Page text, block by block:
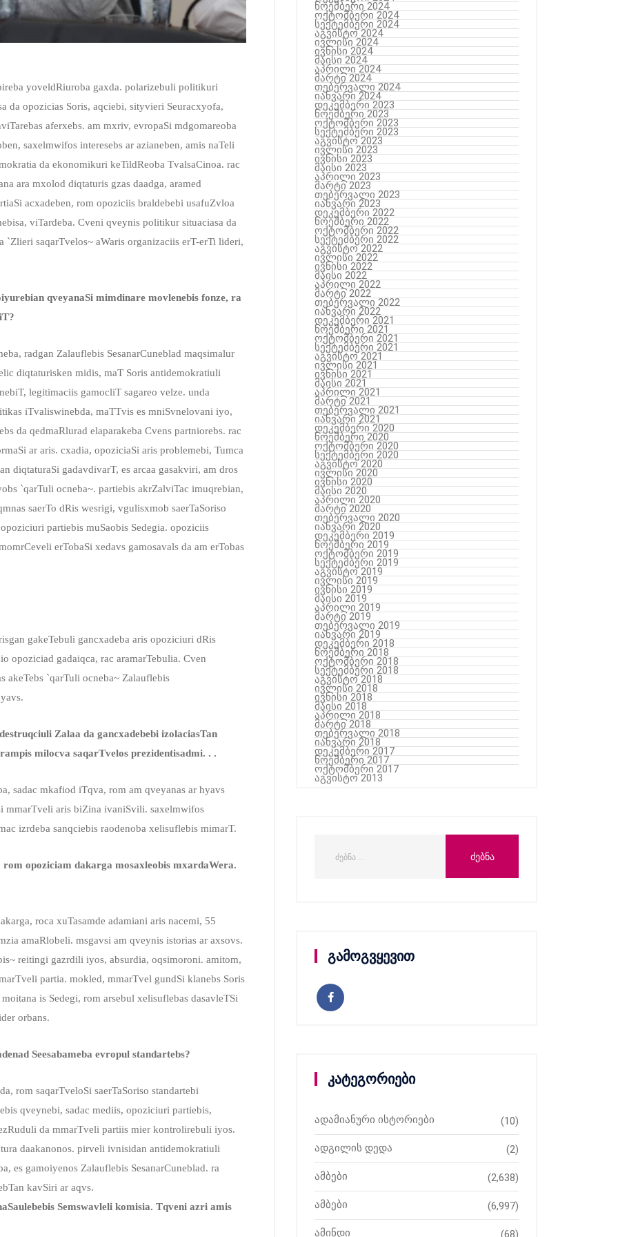
yoveldRiuroba gaxda. polarizebuli politikuri
da opozicias Soris, aqciebi, sityvieri Seuracxyofa,
aferxebs. am mxriv, evropaSi mdgomareoba
saxelmwifos interesebs ar azianeben, amis naTeli
da ekonomikuri keTildReoba TvalsaCinoa. rac
ara mxolod diqtaturis gzas daadga, aramed
acxadeben, rom opoziciis braldebebi usafuZvloa
viTardeba. Cveni qveynis politikur situaciasa da
`Zlieri saqarTvelos~ aWaris organizaciis erT-erTi lideri,
ian qveyanaSi mimdinare movlenebis fonze, ra
radgan Zalauflebis SesanarCuneblad maqsimalur
diqtaturisken midis, maT Soris antidemokratiuli
legitimaciis gamocliT sagareo velze. unda
iTvaliswinebda, maTTvis es mniSvnelovani iyo,
da qedmaRlurad elaparakeba Cvens partniorebs. rac
ar aris. cxadia, opoziciaSi aris problemebi, Tumca
diqtaturaSi gadavdivarT, es arcaa gasakviri, am dros
`qarTuli ocneba~. partiebis akrZalviTac imuqrebian,
saerTo dRis wesrigi, vgulisxmob saerTaSoriso
partiebis muSaobis Sedegia. opoziciis
erTobaSi xedavs gamosavals da am erTobas
gakeTebuli gancxadeba aris opoziciuri dRis
opoziciad gadaiqca, rac aramarTebulia. Cven
akeTebs `qarTuli ocneba~ Zalauflebis
Zalaa da gancxadebebi izolaciasTan
milocva saqarTvelos prezidentisadmi. . .
sadac mkafiod iTqva, rom am qveyanas ar hyavs
mmarTveli aris biZina ivaniSvili. saxelmwifos
izrdeba sanqciebis raodenoba xelisuflebis mimarT.
opoziciam dakarga mosaxleobis mxardaWera.
roca xuTasamde adamiani aris nacemi, 55
amaRlobeli. msgavsi am qveynis istorias ar axsovs.
reitingi gazrdili iyos, absurdia, oqsimoroni. amitom,
partia. mokled, mmarTvel gundSi klanebs Soris
is Sedegi, rom arsebul xelisuflebas dasavleTSi
orbans.
Seesabameba evropul standartebs?
rom saqarTveloSi saerTaSoriso standartebi
qveynebi, sadac mediis, opoziciuri partiebis,
da mmarTveli partiis mier kontrolirebuli iyos.
daakanonos. pirveli ivnisidan antidemokratiuli
es gamoiyenos Zalauflebis SesanarCuneblad. ra
kavSiri ar aqvs.
Semswavleli komisia. Tqveni azri amis
ნოემბერი 2024
ოქტომბერი 2024
სექტემბერი 2024
აგვისტო 2024
ივლისი 2024
ივნისი 2024
მაისი 2024
აპრილი 2024
მარტი 2024
თებერვალი 2024
იანვარი 2024
დეკემბერი 2023
ნოემბერი 2023
ოქტომბერი 2023
სექტემბერი 2023
აგვისტო 2023
ივლისი 2023
ივნისი 2023
მაისი 2023
აპრილი 2023
მარტი 2023
თებერვალი 2023
იანვარი 2023
დეკემბერი 2022
ნოემბერი 2022
ოქტომბერი 2022
სექტემბერი 2022
აგვისტო 2022
ივლისი 2022
ივნისი 2022
მაისი 2022
აპრილი 2022
მარტი 2022
თებერვალი 2022
იანვარი 2022
დეკემბერი 2021
ნოემბერი 2021
ოქტომბერი 2021
სექტემბერი 2021
აგვისტო 2021
ივლისი 2021
ივნისი 2021
მაისი 2021
აპრილი 2021
მარტი 2021
თებერვალი 2021
იანვარი 2021
დეკემბერი 2020
ნოემბერი 2020
ოქტომბერი 2020
სექტემბერი 2020
აგვისტო 2020
ივლისი 2020
ივნისი 2020
მაისი 2020
აპრილი 2020
მარტი 2020
თებერვალი 2020
იანვარი 2020
დეკემბერი 2019
ნოემბერი 2019
ოქტომბერი 2019
სექტემბერი 2019
აგვისტო 2019
ივლისი 2019
ივნისი 2019
მაისი 2019
აპრილი 2019
მარტი 2019
თებერვალი 2019
იანვარი 2019
დეკემბერი 2018
ნოემბერი 2018
ოქტომბერი 2018
სექტემბერი 2018
აგვისტო 2018
ივლისი 2018
ივნისი 2018
მაისი 2018
აპრილი 2018
მარტი 2018
თებერვალი 2018
იანვარი 2018
დეკემბერი 2017
ნოემბერი 2017
ოქტომბერი 2017
აგვისტო 2013
გამოგვყევით
კატეგორიები
ადამიანური ისტორიები (10)
ადგილის დედა (2)
ამბები (2,638)
ამბები (6,997)
ამინდი (68)